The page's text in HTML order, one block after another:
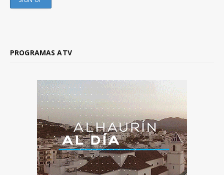
PROGRAMAS ATV